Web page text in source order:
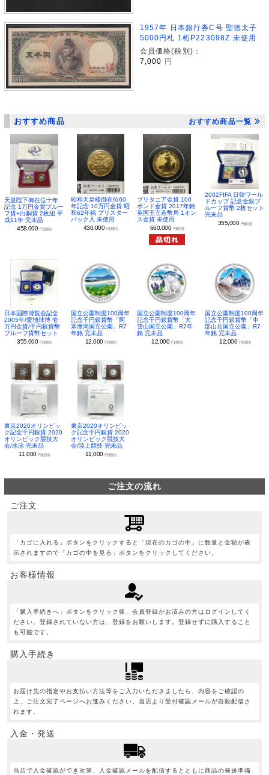
1957年 日本銀行券C号 聖徳太子
5000円札 1桁P223098Z 未使用
会員価格(税別)：
7,000 円
おすすめ商品 おすすめ商品一覧
天皇陛下御在位十年
記念 1万円金貨プルー
フ貨+白銅貨 2枚組 平
成11年 完未品
458,000 円(税別)
昭和天皇様御在位60
年記念 10万円金貨 昭
和62年銘 ブリスター
パック入 未使用
430,000 円(税別)
ブリタニア金貨 100
ポンド金貨 2017年銘
英国王立造幣局 1オン
ス金貨 未使用
660,000 円(税別)
2002FIFA 日韓ワール
ドカップ 記念金銀プ
ルーフ貨幣 2枚セット
完未品
355,000 円(税別)
日本国際博覧会記念
2005年/愛地球博 壱
万円金貨/千円銀貨幣
プルーフ貨幣セット
355,000 円(税別)
国立公園制度100周年
記念千円銀貨幣「阿
寒摩周国立公園」R7
年銘 完未品
12,000 円(税別)
国立公園制度100周年
記念千円銀貨幣「大
雪山国立公園」R7年
銘 完未品
12,000 円(税別)
国立公園制度100周年
記念千円銀貨幣「中
部山岳国立公園」R7
年銘 完未品
12,000 円(税別)
東京2020オリンピッ
ク記念千円銀貨 2020
オリンピック競技大
会/水泳 完未品
11,000円(税別)
東京2020オリンピッ
ク記念千円銀貨 2020
オリンピック競技大
会/陸上競技 完未品
11,000 円(税別)
ご注文の流れ
ご注文
「カゴに入れる」ボタンをクリックすると「現在のカゴの中」に数量と金額が表
示されますので「カゴの中を見る」ボタンをクリックしてください。
お客様情報
「購入手続きへ」ボタンをクリック後、会員登録がお済みの方はログインしてく
ださい。登録されていない方は、登録をお願いします。登録せずに購入すること
も可能です。
購入手続き
お届け先の指定やお支払い方法等をご入力いただきましたら、内容をご確認の
上、ご注文完了ページへお進みください。当店より受付確認メールが自動配信さ
れます。
入金・発送
当店で入金確認ができ次第、入金確認メールを配信するとともに商品の発送準備